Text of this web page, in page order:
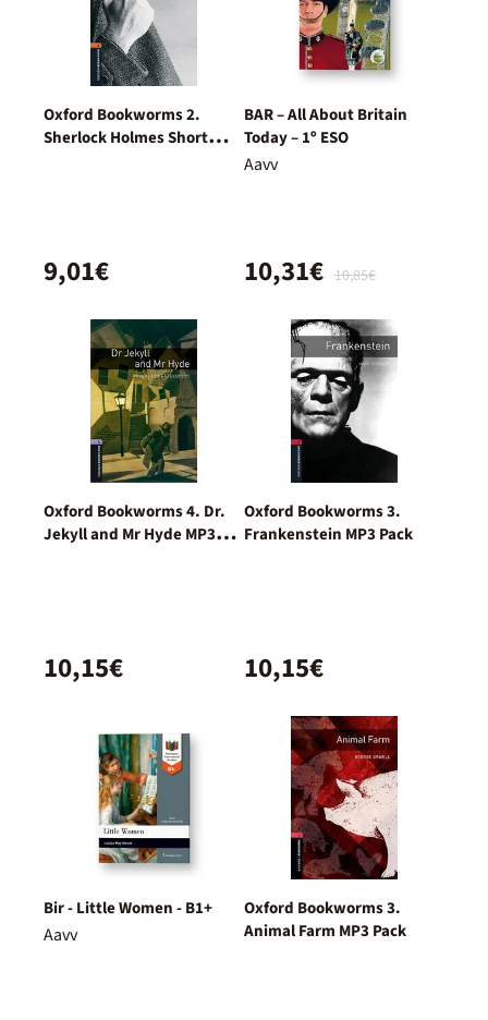
Oxford Bookworms 2.
Sherlock Holmes Short
9,01€
BAR – All About Britain
Today – 1º ESO
Aavv
10,85€
10,31€
Oxford Bookworms 4. Dr.
Jekyll and Mr Hyde MP3
10,15€
Oxford Bookworms 3.
Frankenstein MP3 Pack
10,15€
Bir - Little Women - B1+
Aavv
Oxford Bookworms 3.
Animal Farm MP3 Pack